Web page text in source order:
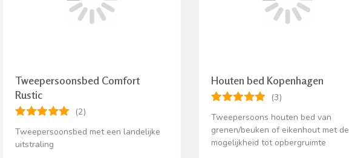
Tweepersoonsbed Comfort
Rustic
(2)
Tweepersoonsbed met een landelijke
uitstraling
Houten bed Kopenhagen
(3)
Tweepersoons houten bed van
grenen/beuken of eikenhout met de
mogelijkheid tot opbergruimte